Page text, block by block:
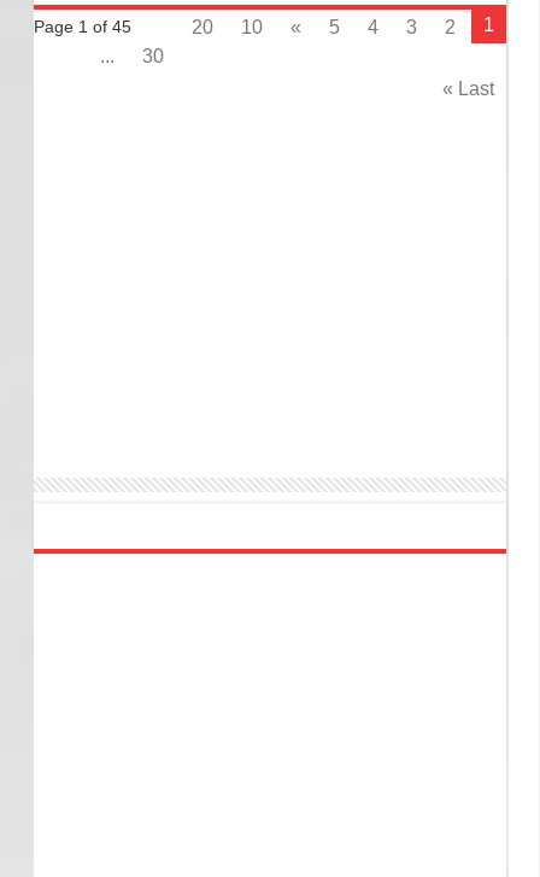
Page 1 of 45 2
3
4
5
»
10
20
...
Last »